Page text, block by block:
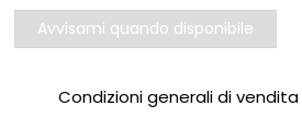
Avvisami quando disponibile
Condizioni generali di vendita